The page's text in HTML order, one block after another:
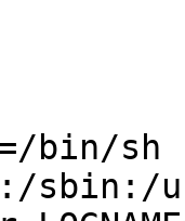
bin/sh